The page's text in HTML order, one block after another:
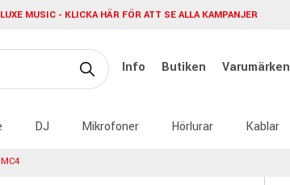
MUSIC - KLICKA HÄR FÖR ATT SE ALLA KAMPANJER
Info Butiken Varumärken
DJ Mikrofoner Hörlurar Kablar